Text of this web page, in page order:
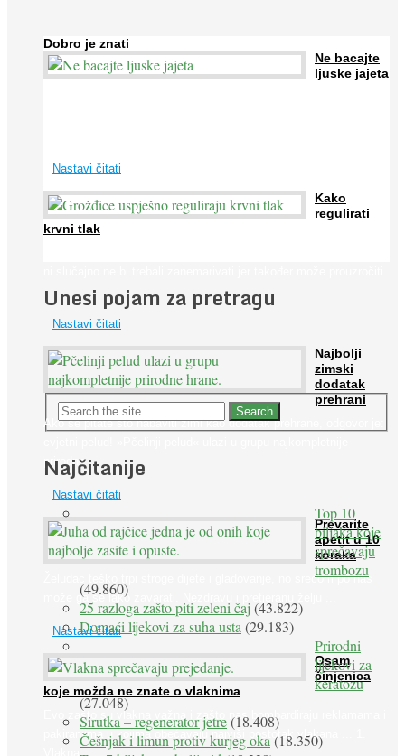
Dobro je znati
Ne bacajte
ljuske jajeta
Nastavi čitati
Kako
regulirati
krvni tlak
...
Nastavi čitati
Najbolji
zimski
dodatak
prehrani
Ako se pitate što nabaviti zimi kao dodatak prehrane, odgovor je:
prirodne ...
Nastavi čitati
Prevarite
apetit u 10
koraka
Želudac teško trpi stroge dijete i gladovanje, no srećom po nas
može ga se lako zavarati. Nezdravu i pretjeranu želju ...
Nastavi čitati
Osam
činjenica
koje možda ne znate o vlaknima
Evo zašto su vlakna važna i zašto nas bombardiraju reklamama i
pakiranjima u kojima obećavaju najviši postotak vlakana ... 1.
Vlakna ...
Unesi pojam za pretragu
Najčitanije
Top 10
biljaka koje
sprečavaju
trombozu
(49.860)
25 razloga zašto piti zeleni čaj(43.822)
Domaći lijekovi za suha usta (29.183)
Prirodni
lijekovi za
keratozu
(27.048)
Sirutka – regenerator jetre(18.408)
Češnjak i limun protiv kurjeg oka (18.350)